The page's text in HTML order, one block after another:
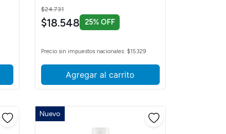
Price reduced from
$24.731to
$18.548 25% OFF
Precio sin impuestos nacionales: $15.329
Agregar al carrito
Nuevo